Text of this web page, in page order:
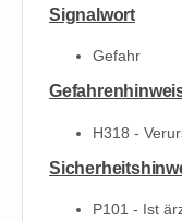
Signalwort
Gefahr
H318 -
P101 - Ist